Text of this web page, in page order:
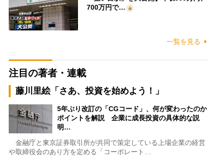
700万円で…
一覧を見る
注目の著者・連載
藤川里絵「さあ、投資を始めよう！」
5年ぶり改訂の「CGコード」、何が変わったのか
ポイントを解説 企業に成長投資の具体的な説
明…
金融庁と東京証券取引所が共同で策定している上場企業の経営
や取締役会のあり方を定める「コーポレート…